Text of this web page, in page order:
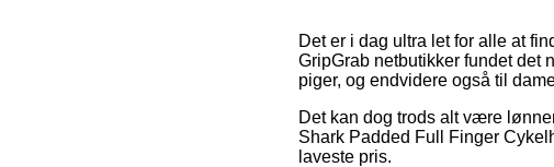
Det er i dag ultra let for alle at
GripGrab netbutikker fundet det
piger, og endvidere også til
Det kan dog trods alt være
Shark Padded Full Finger
laveste pris.